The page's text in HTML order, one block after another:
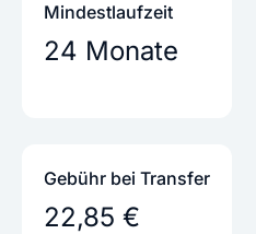
Mindestlaufzeit
24 Monate
Gebühr bei Transfer
22,85 €